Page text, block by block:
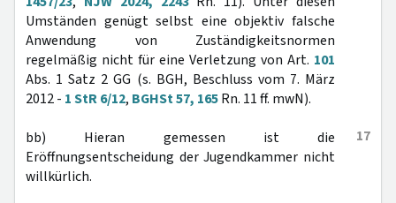
Umständen genügt selbst eine objektiv falsche
Anwendung von Zuständigkeitsnormen
regelmäßig nicht für eine Verletzung von Art. 101
Abs. 1 Satz 2 GG (s. BGH, Beschluss vom 7. März
2012 - 1 StR 6/12, BGHSt 57, 165Rn. 11 ff. mwN).
17
bb) Hieran gemessen ist die
Eröffnungsentscheidung der Jugendkammer nicht
willkürlich.